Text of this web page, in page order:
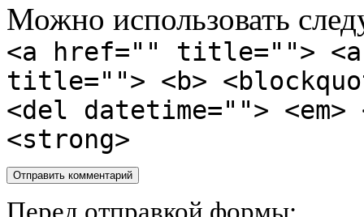
Можно использовать
<a href="" title="">
title=""> <b>
<del datetime="">
<strong>